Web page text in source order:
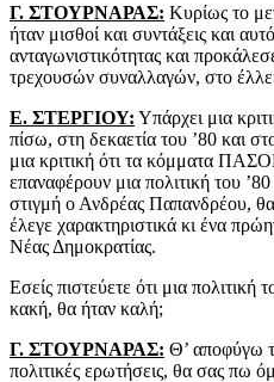
Γ. ΣΤΟΥΡΝΑΡΑΣ: Κυρίως το
ήταν μισθοί και συντάξεις και
ανταγωνιστικότητας και
τρεχουσών συναλλαγών, στο
Ε. ΣΤΕΡΓΙΟΥ: Υπάρχει μια
πίσω, στη δεκαετία του ’80 και
μια κριτική ότι τα κόμματα
επαναφέρουν μια πολιτική του
στιγμή ο Ανδρέας Παπανδρέου,
έλεγε χαρακτηριστικά κι ένα
Νέας Δημοκρατίας.
Εσείς πιστεύετε ότι μια πολιτική
κακή, θα ήταν καλή;
Γ. ΣΤΟΥΡΝΑΡΑΣ: Θ’ αποφύγω
πολιτικές ερωτήσεις, θα σας πω